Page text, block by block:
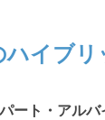
ハイブ
ート・アルバ